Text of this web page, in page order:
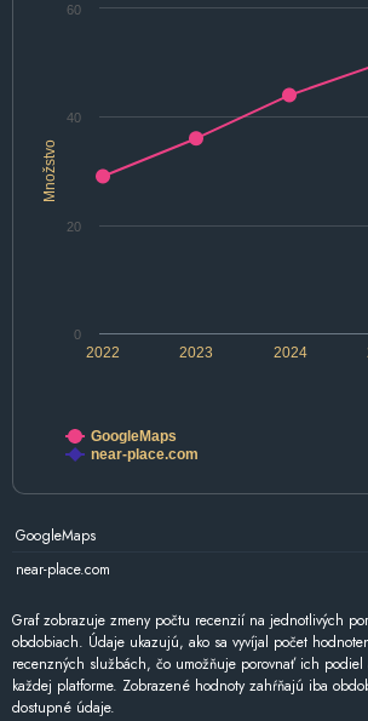
Množstvo
2022 2024
2023
0
20
40
60
GoogleMaps
near-place.com
GoogleMaps
near-place.com
Graf zobrazuje zmeny počtu recenzií na jednotlivých
obdobiach. Údaje ukazujú, ako sa vyvíjal počet
recenzných službách, čo umožňuje porovnať ich podiel
každej platforme. Zobrazené hodnoty zahŕňajú iba
dostupné údaje.